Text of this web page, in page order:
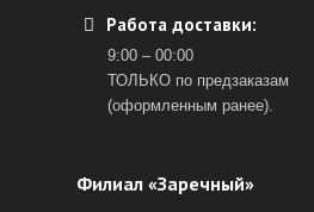
Работа доставки:
9:00 – 00:00
ТОЛЬКО по предзаказам
(оформленным ранее).
Филиал «Заречный»